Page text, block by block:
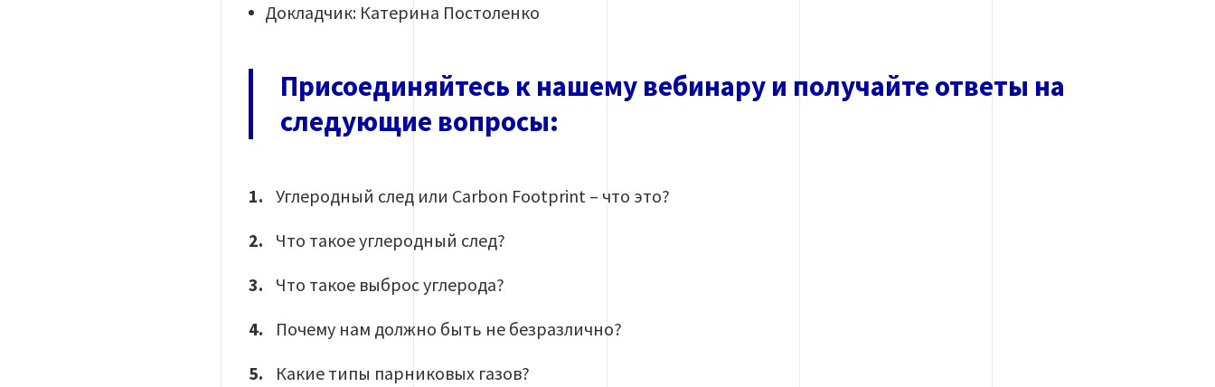
Докладчик: Катерина Постоленко
Присоединяйтесь к нашему вебинару и получайте ответы на
следующие вопросы:
Углеродный след или Carbon Footprint – что это?
Что такое углеродный след?
Что такое выброс углерода?
Почему нам должно быть не безразлично?
Какие типы парниковых газов?